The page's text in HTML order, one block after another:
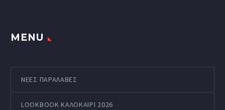
MENU
ΝΕΕΣ ΠΑΡΑΛΑΒΕΣ
LOOKBOOK ΚΑΛΟΚΑΊΡΙ 2026